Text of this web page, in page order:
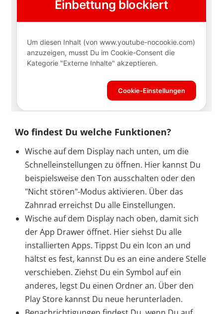
Wo findest Du welche Funktionen?
Wische auf dem Display nach unten, um die
Schnelleinstellungen zu öffnen. Hier kannst Du
beispielsweise den Ton ausschalten oder den
"Nicht stören"-Modus aktivieren. Über das
Zahnrad erreichst Du alle Einstellungen.
Wische auf dem Display nach oben, damit sich
der App Drawer öffnet. Hier siehst Du alle
installierten Apps. Tippst Du ein Icon an und
hältst es fest, kannst Du es an eine andere Stelle
verschieben. Ziehst Du ein Symbol auf ein
anderes, legst Du einen Ordner an. Über den
Play Store kannst Du neue herunterladen.